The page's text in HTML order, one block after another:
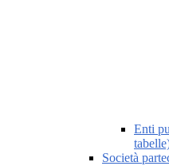
Enti
Società